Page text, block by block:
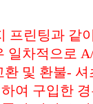
프린팅과 같
일차적으로
및 환불-
여 구입한